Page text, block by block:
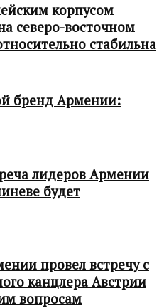
корпусом
северо-восточном
стабильна
бренд Армении:
лидеров Армении
будет
провел встречу с
канцлера Австрии
вопросам